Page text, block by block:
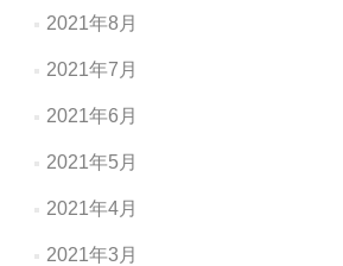
2021年8月
2021年7月
2021年6月
2021年5月
2021年4月
2021年3月